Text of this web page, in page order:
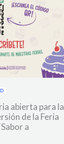
abierta para la
de la Feria
a